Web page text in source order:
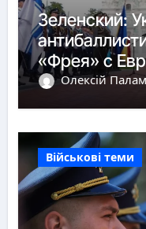
Зеленский:
«Фрея» с
Олексій
Військові теми